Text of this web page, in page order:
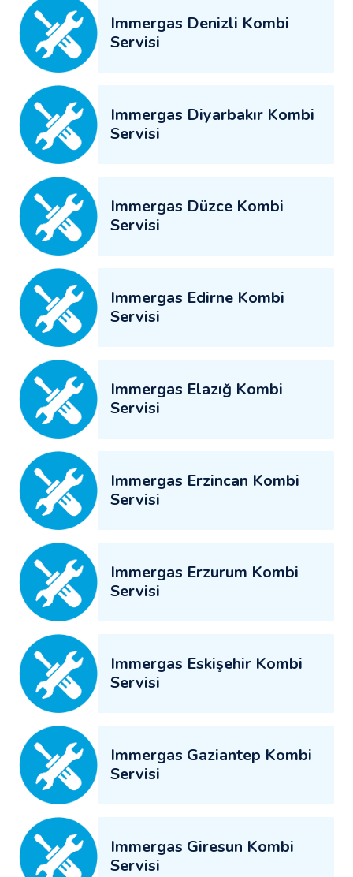
Immergas Denizli Kombi
Servisi
Immergas Diyarbakır Kombi
Servisi
Immergas Düzce Kombi
Servisi
Immergas Edirne Kombi
Servisi
Immergas Elazığ Kombi
Servisi
Immergas Erzincan Kombi
Servisi
Immergas Erzurum Kombi
Servisi
Immergas Eskişehir Kombi
Servisi
Immergas Gaziantep Kombi
Servisi
Immergas Giresun Kombi
Servisi